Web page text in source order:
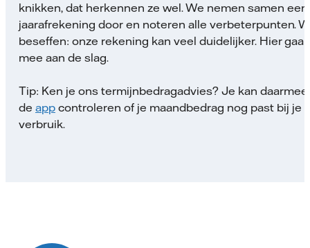
knikken, dat herkennen ze wel. We nemen samen een
jaarafrekening door en noteren alle verbeterpunten.
beseffen: onze rekening kan veel duidelijker. Hier
mee aan de slag.
Tip: Ken je ons termijnbedragadvies? Je kan daarmee
de appcontroleren of je maandbedrag nog past bij je
verbruik.